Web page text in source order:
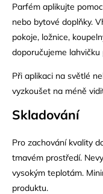
Parfém aplikujte
nebo bytové doplňky.
pokoje, ložnice,
doporučujeme
Při aplikaci na světlé
vyzkoušet na méně
Skladování
Pro zachování kvality
tmavém prostředí.
vysokým teplotám.
produktu.